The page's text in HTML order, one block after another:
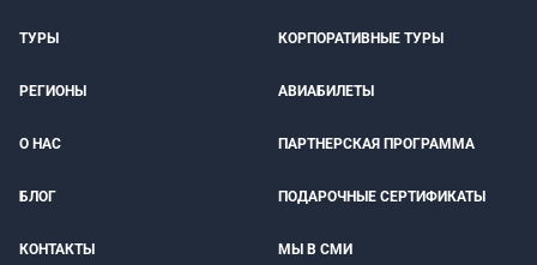
ТУРЫ КОРПОРАТИВНЫЕ ТУРЫ
РЕГИОНЫ АВИАБИЛЕТЫ
О НАС ПАРТНЕРСКАЯ ПРОГРАММА
БЛОГ ПОДАРОЧНЫЕ СЕРТИФИКАТЫ
КОНТАКТЫ МЫ В СМИ